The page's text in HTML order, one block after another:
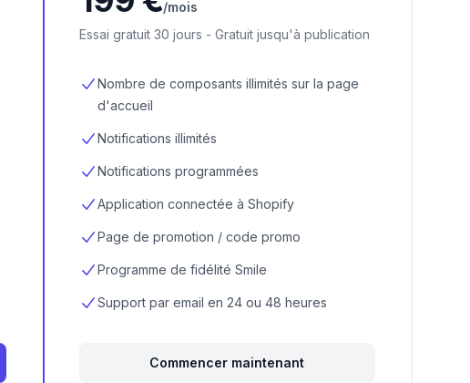
/mois
Essai gratuit 30 jours - Gratuit jusqu'à publication
Nombre de composants illimités sur la page
d'accueil
Notifications illimités
Notifications programmées
Application connectée à Shopify
Page de promotion / code promo
Programme de fidélité Smile
Support par email en 24 ou 48 heures
Commencer maintenant